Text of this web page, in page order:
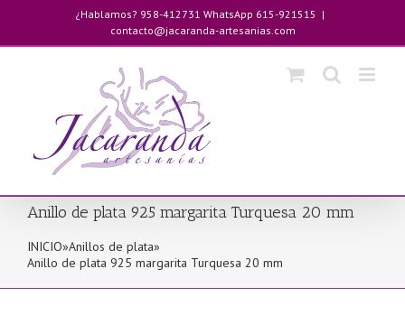
contenido
¿Hablamos? 958-412731 WhatsApp 615-921515 |
contacto@jacaranda-artesanias.com
Anillo de plata 925 margarita Turquesa 20 mm
INICIO»Anillos de plata»
Anillo de plata 925 margarita Turquesa 20 mm